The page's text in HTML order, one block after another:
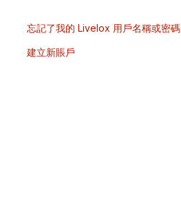
忘記了我的 Livelox 用戶名稱或密碼
建立新賬戶